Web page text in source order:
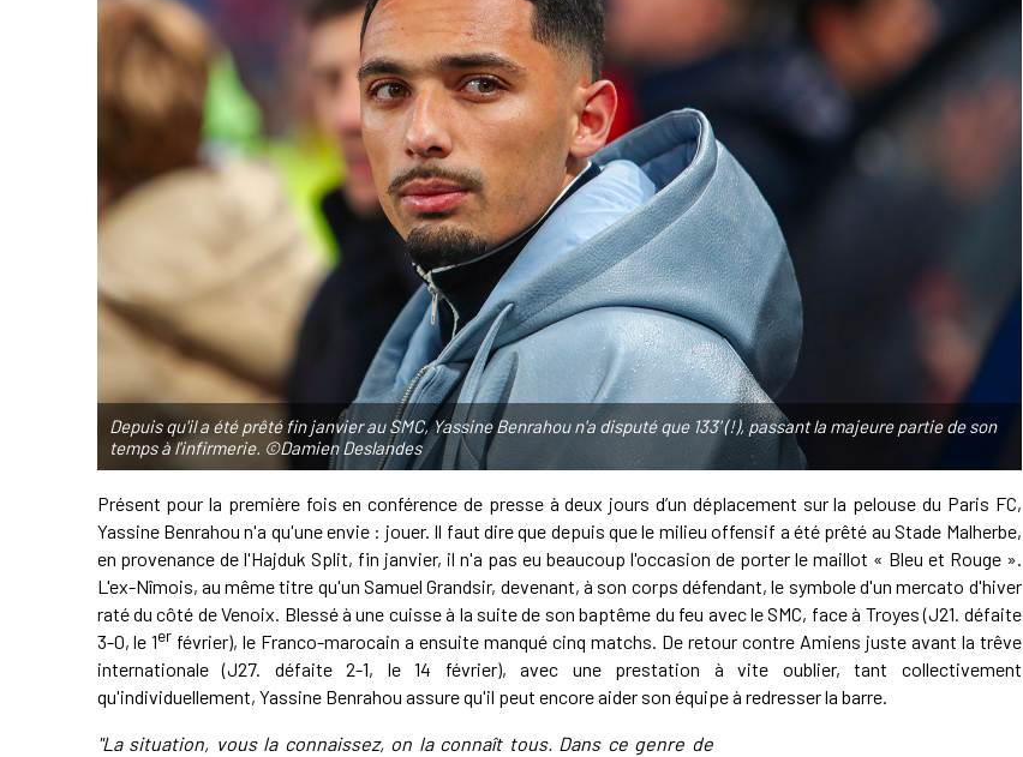
Depuis qu'il a été prêté fin janvier au SMC, Yassine Benrahou n'a disputé que 133' (!), passant la majeure partie de son
temps à l'infirmerie. ©Damien Deslandes
Présent pour la première fois en conférence de presse à deux jours d’un déplacement sur la pelouse du Paris FC,
Yassine Benrahou n'a qu'une envie : jouer. Il faut dire que depuis que le milieu offensif a été prêté au Stade Malherbe,
en provenance de l'Hajduk Split, fin janvier, il n'a pas eu beaucoup l'occasion de porter le maillot « Bleu et Rouge ».
L'ex-Nîmois, au même titre qu'un Samuel Grandsir, devenant, à son corps défendant, le symbole d'un mercato d'hiver
raté du côté de Venoix. Blessé à une cuisse à la suite de son baptême du feu avec le SMC, face à Troyes (J21. défaite
3-0, le 1er février), le Franco-marocain a ensuite manqué cinq matchs. De retour contre Amiens juste avant la trêve
internationale (J27. défaite 2-1, le 14 février), avec une prestation à vite oublier, tant collectivement
qu'individuellement, Yassine Benrahou assure qu'il peut encore aider son équipe à redresser la barre.
"La situation, vous la connaissez, on la connaît tous. Dans ce genre de